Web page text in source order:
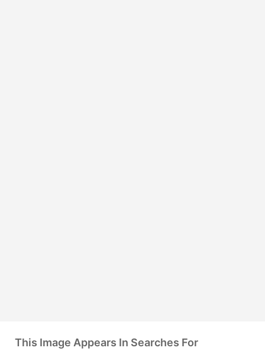
This Image Appears In Searches For